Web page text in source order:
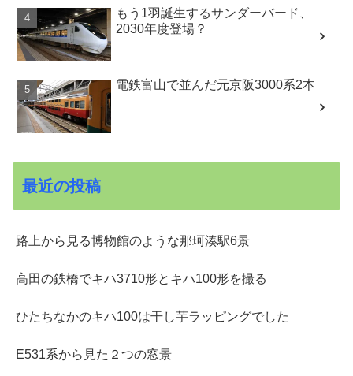
もう1羽誕生するサンダーバード、
2030年度登場？
電鉄富山で並んだ元京阪3000系2本
最近の投稿
路上から見る博物館のような那珂湊駅6景
高田の鉄橋でキハ3710形とキハ100形を撮る
ひたちなかのキハ100は干し芋ラッピングでした
E531系から見た２つの窓景